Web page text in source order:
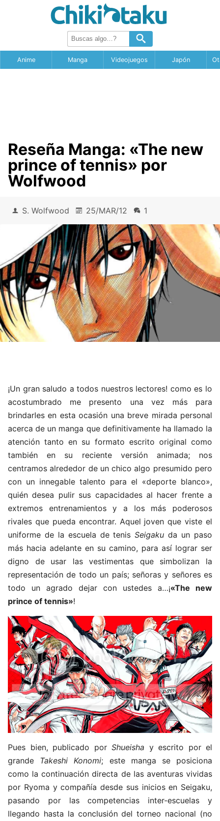
Anime Manga Videojuegos Japón
Reseña Manga: «The new
prince of tennis» por
Wolfwood
S. Wolfwood 25/MAR/12 1
¡Un gran saludo a todos nuestros lectores! como es lo
acostumbrado me presento una vez más para
brindarles en esta ocasión una breve mirada personal
acerca de un manga que definitivamente ha llamado la
atención tanto en su formato escrito original como
también en su reciente versión animada; nos
centramos alrededor de un chico algo presumido pero
con un innegable talento para el «deporte blanco»,
quién desea pulir sus capacidades al hacer frente a
extremos entrenamientos y a los más poderosos
rivales que pueda encontrar. Aquel joven que viste el
uniforme de la escuela de tenisSeigakuda un paso
más hacia adelante en su camino, para así lograr ser
digno de usar las vestimentas que simbolizan la
representación de todo un país; señoras y señores es
todo un agrado dejar con ustedes a…¡«The new
prince of tennis»!
Pues bien, publicado por Shueisha y escrito por el
grande Takeshi Konomi; este manga se posiciona
como la continuación directa de las aventuras vividas
por Ryoma y compañía desde sus inicios en Seigaku,
pasando por las competencias inter-escuelas y
llegando hasta la conclusión del torneo nacional (no